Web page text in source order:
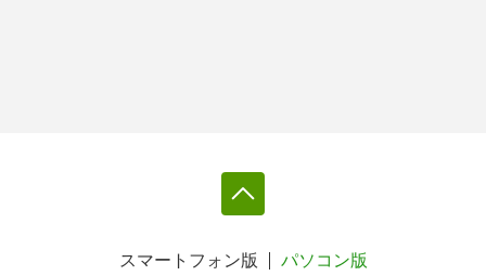
スマートフォン版 パソコン版